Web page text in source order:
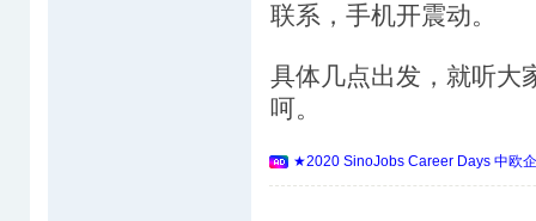
联系，手机开震动。
具体几点出发，就听大
呵。
★2020 SinoJobs Career Days 中欧